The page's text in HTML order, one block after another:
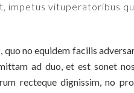
impetus vituperatoribus
quo no equidem facilis
ad duo, et est sonet
recteque dignissim, no